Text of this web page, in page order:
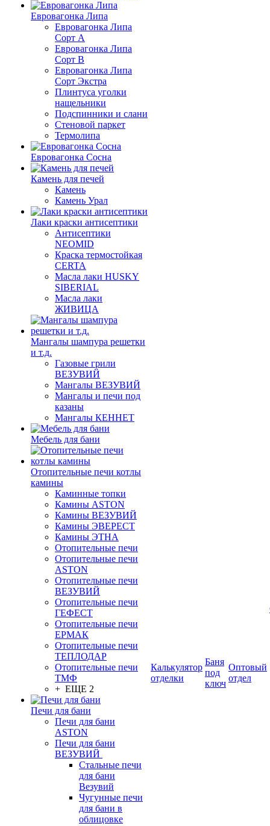
Евровагонка Липа
Евровагонка Липа
Сорт А
Евровагонка Липа
Сорт В
Евровагонка Липа
Сорт Экстра
Плинтуса уголки
нащельники
Подспинники и слани
Стеновой паркет
Термолипа
Евровагонка Сосна
Камень для печей
Камень
Камень Урал
Лаки краски антисептики
Антисептики
NEOMID
Краска термостойкая
CERTA
Масла лаки HUSKY
SIBERIAL
Масла лаки
ЖИВИЦА
Мангалы шампура решетки
и т.д.
Газовые грили
ВЕЗУВИЙ
Мангалы ВЕЗУВИЙ
Мангалы и печи под
казаны
Мангалы КЕННЕТ
Мебель для бани
Отопительные печи котлы
камины
Каминные топки
Камины ASTON
Камины ВЕЗУВИЙ
Камины ЭВЕРЕСТ
Камины ЭТНА
Отопительные печи
Отопительные печи
ASTON
Отопительные печи
ВЕЗУВИЙ
Отопительные печи
ГЕФЕСТ
Отопительные печи
ЕРМАК
Отопительные печи
ТЕПЛОДАР
Отопительные печи
ТМФ
+ ЕЩЕ 2
Печи для бани
Печи для бани
ASTON
Печи для бани
ВЕЗУВИЙ
Стальные печи
для бани
Везувий
Чугунные печи
для бани в
облицовке
Калькулятор
отделки
Баня
под
ключ
Оптовый
отдел